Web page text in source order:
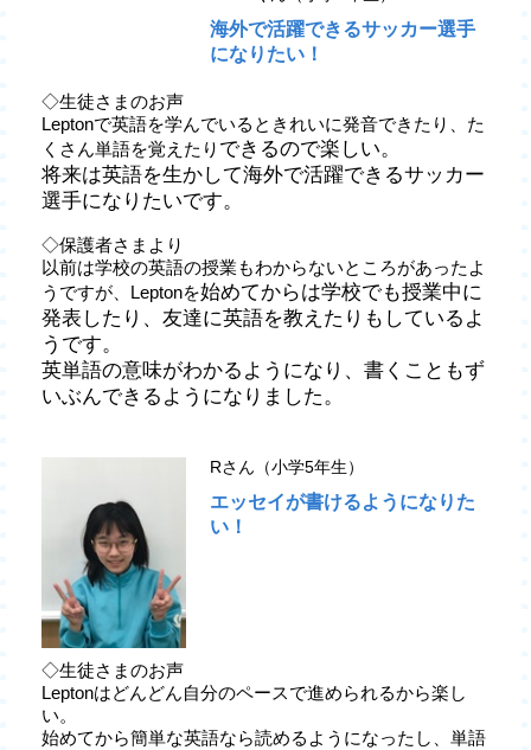
海外で活躍できるサッカー選手
になりたい！
◇生徒さまのお声
Leptonで英語を学んでいるときれいに発音できたり、た
くさん単語を覚えたり できるので楽しい。
将来は英語を生かして海外で活躍できるサッカー
選手になりたいです。
◇保護者さまより
以前は学校の英語の授業もわからないところがあったよ
うですが、Leptonを始めてからは学校でも授業中に
発表したり、友達に英語を教えたりもしている よ
うです。
英単語の意味がわかるようになり、書くこともず
いぶんできるようになりました。
Rさん（小学5年生）
エッセイが書けるようになりた
い！
◇生徒さまのお声
Leptonはどんどん自分のペースで進められるから楽し
い。
始めてから簡単な英語なら読めるようになったし、単語